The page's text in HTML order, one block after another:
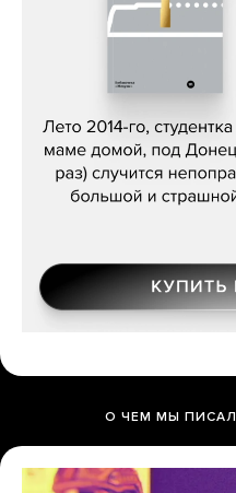
Сергей
О ЧЕМ МЫ